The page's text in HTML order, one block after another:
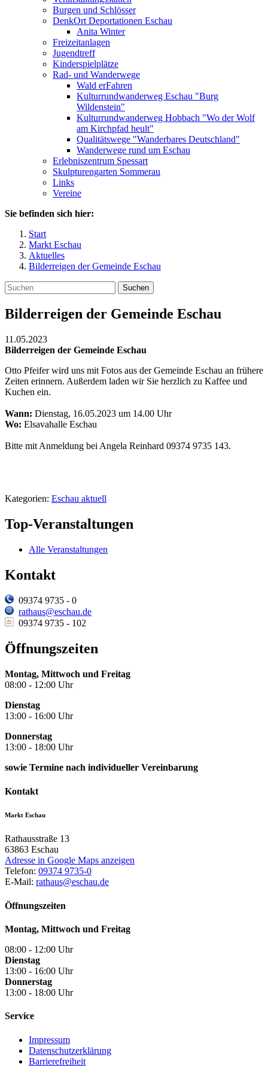
Burgen und Schlösser
DenkOrt Deportationen Eschau
Anita Winter
Freizeitanlagen
Jugendtreff
Kinderspielplätze
Rad- und Wanderwege
Wald erFahren
Kulturrundwanderweg Eschau "Burg
Wildenstein"
Kulturrundwanderweg Hobbach "Wo der Wolf
am Kirchpfad heult"
Qualitätswege "Wanderbares Deutschland"
Wanderwege rund um Eschau
Erlebniszentrum Spessart
Skulpturengarten Sommerau
Links
Vereine
Sie befinden sich hier:
Start
Markt Eschau
Aktuelles
Bilderreigen der Gemeinde Eschau
Suchen
Bilderreigen der Gemeinde Eschau
11.05.2023
Bilderreigen der Gemeinde Eschau
Otto Pfeifer wird uns mit Fotos aus der Gemeinde Eschau an frühere
Zeiten erinnern. Außerdem laden wir Sie herzlich zu Kaffee und
Kuchen ein.
Wann: Dienstag, 16.05.2023 um 14.00 Uhr
Wo: Elsavahalle Eschau
Bitte mit Anmeldung bei Angela Reinhard 09374 9735 143.
Kategorien: Eschau aktuell
Top-Veranstaltungen
Alle Veranstaltungen
Kontakt
09374 9735 - 0
rathaus@eschau.de
09374 9735 - 102
Öffnungszeiten
Montag, Mittwoch und Freitag
08:00 - 12:00 Uhr
Dienstag
13:00 - 16:00 Uhr
Donnerstag
13:00 - 18:00 Uhr
sowie Termine nach individueller Vereinbarung
Kontakt
Markt Eschau
Rathausstraße 13
63863 Eschau
Adresse in Google Maps anzeigen
Telefon: 09374 9735-0
E-Mail: rathaus@eschau.de
Öffnungszeiten
Montag, Mittwoch und Freitag
08:00 - 12:00 Uhr
Dienstag
13:00 - 16:00 Uhr
Donnerstag
13:00 - 18:00 Uhr
Service
Impressum
Datenschutzerklärung
Barrierefreiheit